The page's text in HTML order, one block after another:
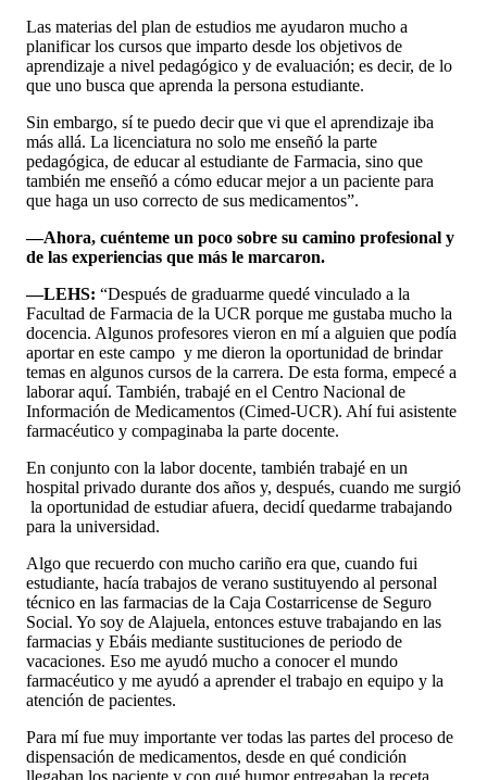
Las materias del plan de estudios me ayudaron mucho a
planificar los cursos que imparto desde los objetivos de
aprendizaje a nivel pedagógico y de evaluación; es decir, de lo
que uno busca que aprenda la persona estudiante.
Sin embargo, sí te puedo decir que vi que el aprendizaje iba
más allá. La licenciatura no solo me enseñó la parte
pedagógica, de educar al estudiante de Farmacia, sino que
también me enseñó a cómo educar mejor a un paciente para
que haga un uso correcto de sus medicamentos”.
—Ahora, cuénteme un poco sobre su camino profesional y
de las experiencias que más le marcaron.
—LEHS: “Después de graduarme quedé vinculado a la
Facultad de Farmacia de la UCR porque me gustaba mucho la
docencia. Algunos profesores vieron en mí a alguien que podía
aportar en este campo y me dieron la oportunidad de brindar
temas en algunos cursos de la carrera. De esta forma, empecé a
laborar aquí. También, trabajé en el Centro Nacional de
Información de Medicamentos (Cimed-UCR). Ahí fui asistente
farmacéutico y compaginaba la parte docente.
En conjunto con la labor docente, también trabajé en un
hospital privado durante dos años y, después, cuando me surgió
la oportunidad de estudiar afuera, decidí quedarme trabajando
para la universidad.
Algo que recuerdo con mucho cariño era que, cuando fui
estudiante, hacía trabajos de verano sustituyendo al personal
técnico en las farmacias de la Caja Costarricense de Seguro
Social. Yo soy de Alajuela, entonces estuve trabajando en las
farmacias y Ebáis mediante sustituciones de periodo de
vacaciones. Eso me ayudó mucho a conocer el mundo
farmacéutico y me ayudó a aprender el trabajo en equipo y la
atención de pacientes.
Para mí fue muy importante ver todas las partes del proceso de
dispensación de medicamentos, desde en qué condición
llegaban los paciente y con qué humor entregaban la receta,